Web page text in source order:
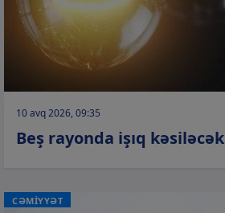
10 avq 2026, 09:35
Beş rayonda işıq kəsiləcək
CƏMİYYƏT